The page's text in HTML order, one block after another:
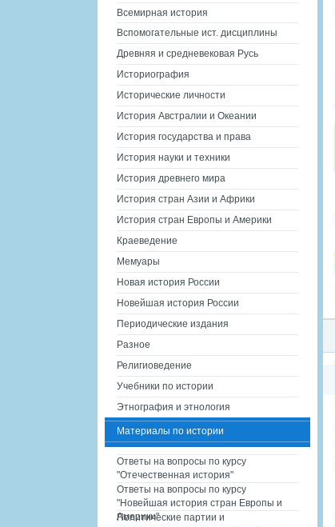
Всемирная история
Вспомогательные ист. дисциплины
Древняя и средневековая Русь
Историография
Исторические личности
История Австралии и Океании
История государства и права
История науки и техники
История древнего мира
История стран Азии и Африки
История стран Европы и Америки
Краеведение
Мемуары
Новая история России
Новейшая история России
Периодические издания
Разное
Религиоведение
Учебники по истории
Этнография и этнология
Материалы по истории
Ответы на вопросы по курсу
"Отечественная история"
Ответы на вопросы по курсу
"Новейшая история стран Европы и
Америки"
Политические партии и